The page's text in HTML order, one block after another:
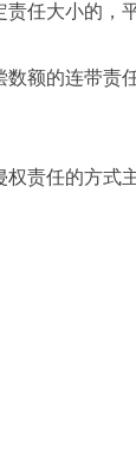
任大小的，
数额的连带责
责任的方式